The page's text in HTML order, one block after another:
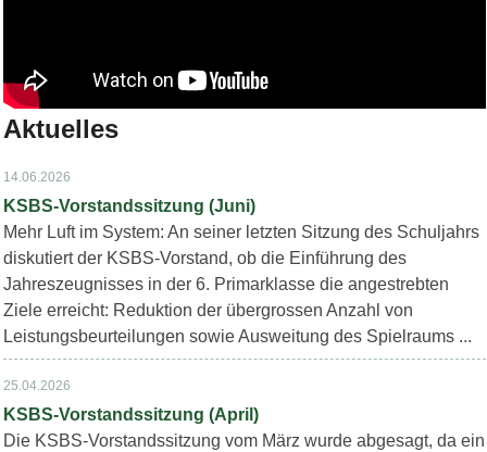
Aktuelles
14.06.2026
KSBS-Vorstandssitzung (Juni)
Mehr Luft im System: An seiner letzten Sitzung des Schuljahrs
diskutiert der KSBS-Vorstand, ob die Einführung des
Jahreszeugnisses in der 6. Primarklasse die angestrebten
Ziele erreicht: Reduktion der übergrossen Anzahl von
Leistungsbeurteilungen sowie Ausweitung des Spielraums ...
25.04.2026
KSBS-Vorstandssitzung (April)
Die KSBS-Vorstandssitzung vom März wurde abgesagt, da ein